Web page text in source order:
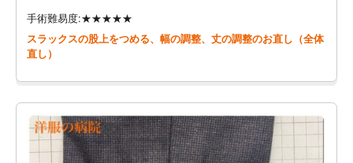
手術難易度:★★★★★
スラックスの股上をつめる、幅の調整、丈の調整のお直し（全体
直し）